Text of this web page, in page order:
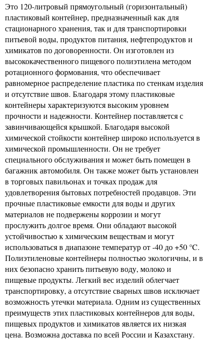
Это 120-литровый прямоугольный (горизонтальный)
пластиковый контейнер, предназначенный как для
стационарного хранения, так и для транспортировки
питьевой воды, продуктов питания, нефтепродуктов и
химикатов по договоренности. Он изготовлен из
высококачественного пищевого полиэтилена методом
ротационного формования, что обеспечивает
равномерное распределение пластика по стенкам изделия
и отсутствие швов. Благодаря этому пластиковые
контейнеры характеризуются высоким уровнем
прочности и надежности. Контейнер поставляется с
завинчивающейся крышкой. Благодаря высокой
химической стойкости контейнер широко используется в
химической промышленности. Он не требует
специального обслуживания и может быть помещен в
багажник автомобиля. Он также может быть установлен
в торговых павильонах и точках продаж для
удовлетворения бытовых потребностей продавцов. Эти
прочные пластиковые емкости для воды и других
материалов не подвержены коррозии и могут
прослужить долгое время. Они обладают высокой
устойчивостью к химическим веществам и могут
использоваться в диапазоне температур от -40 до +50 °C.
Полиэтиленовые контейнеры полностью экологичны, и в
них безопасно хранить питьевую воду, молоко и
пищевые продукты. Легкий вес изделий облегчает
транспортировку, а отсутствие сварных швов исключает
возможность утечки материала. Одним из существенных
преимуществ этих пластиковых контейнеров для воды,
пищевых продуктов и химикатов является их низкая
цена. Возможна доставка по всей России и Казахстану.